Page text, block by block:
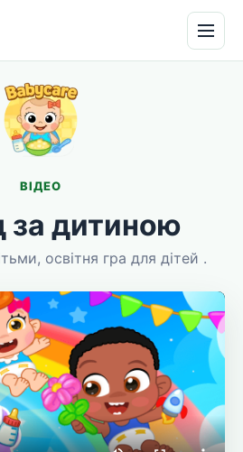
ВІДЕО
за дитиною
освітня гра для дітей .